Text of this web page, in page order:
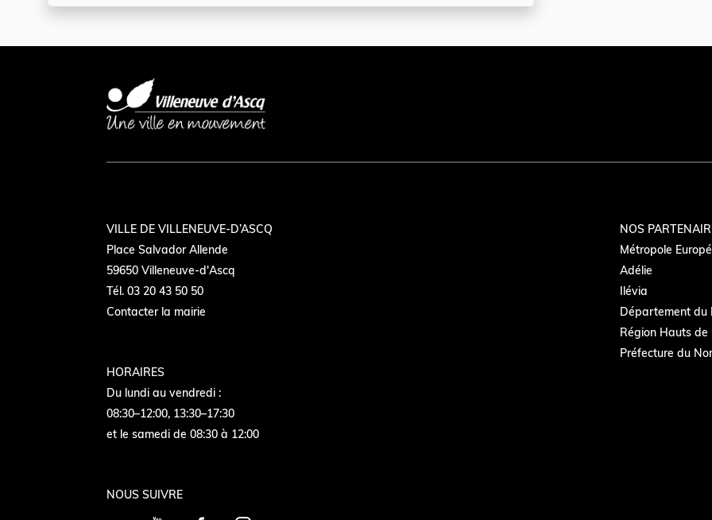
VILLE DE VILLENEUVE-D’ASCQ
Place Salvador Allende
59650 Villeneuve-d'Ascq
Tél. 03 20 43 50 50
Contacter la mairie
HORAIRES
Du lundi au vendredi :
08:30–12:00, 13:30–17:30
et le samedi de 08:30 à 12:00
NOS
Métropole
Adélie
Ilévia
Département du
Région Hauts de
Préfecture du
NOUS SUIVRE